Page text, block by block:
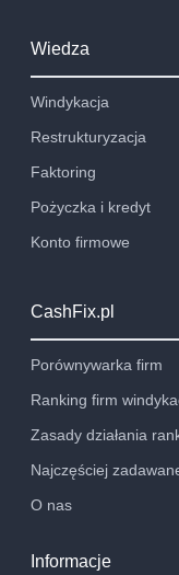
Wiedza
Windykacja
Restrukturyzacja
Faktoring
Pożyczka i kredyt
Konto firmowe
CashFix.pl
Porównywarka firm
Ranking firm
Zasady działania
Najczęściej
O nas
Informacje